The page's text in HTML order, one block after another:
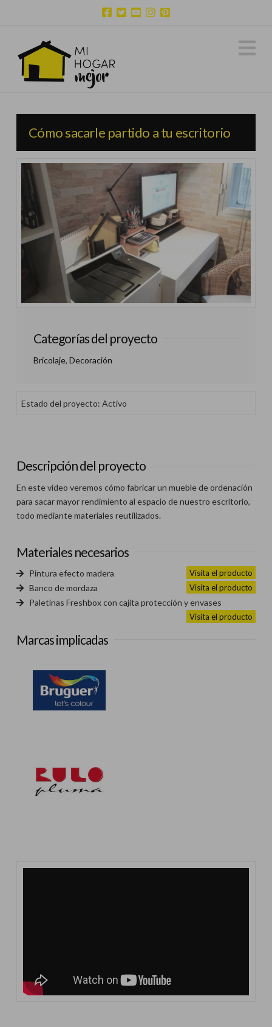
Cómo sacarle partido a tu escritorio
Categorías del proyecto
Bricolaje, Decoración
Estado del proyecto: Activo
Descripción del proyecto
En este vídeo veremos cómo fabricar un mueble de ordenación
para sacar mayor rendimiento al espacio de nuestro escritorio,
todo mediante materiales reutilizados.
Materiales necesarios
Pintura efecto madera Visita el producto
Banco de mordaza Visita el producto
Paletinas Freshbox con cajita protección y envases
Visita el producto
Marcas implicadas